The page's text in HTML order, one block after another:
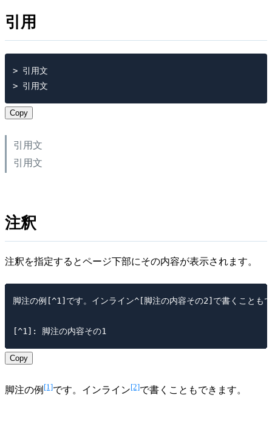
引用
> 引用文
Copy
引用文
引用文
注釈
注釈を指定するとページ下部にその内容が表示されます。
脚注の例[^1]です。インライン^[脚注の内容その2]で書くことも
Copy
脚注の例 [1]です。インライン[2]で書くこともできます。